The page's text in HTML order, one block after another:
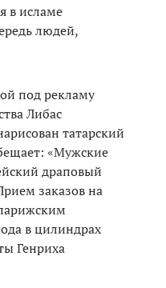
в исламе
людей,
под рекламу
Либас
татарский
«Мужские
драповый
заказов на
в цилиндрах
Генриха